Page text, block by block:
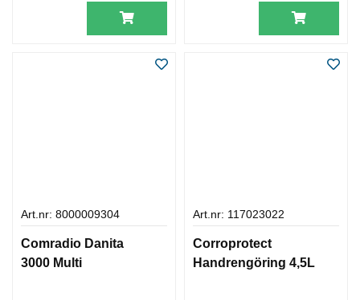
Art.nr: 8000009304
Comradio Danita
3000 Multi
Art.nr: 117023022
Corroprotect
Handrengöring 4,5L